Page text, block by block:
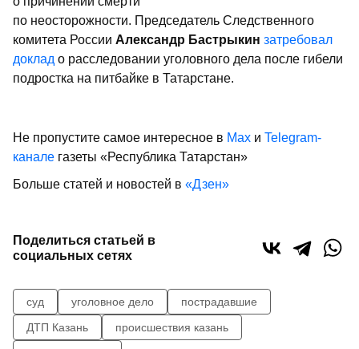
по неосторожности. Председатель Следственного
комитета России Александр Бастрыкин затребовал
доклад о расследовании уголовного дела после гибели
подростка на питбайке в Татарстане.
Не пропустите самое интересное в Max и Telegram-
канале газеты «Республика Татарстан»
Больше статей и новостей в «Дзен»
Поделиться статьей в
социальных сетях
суд уголовное дело
пострадавшие
ДТП Казань
происшествия казань